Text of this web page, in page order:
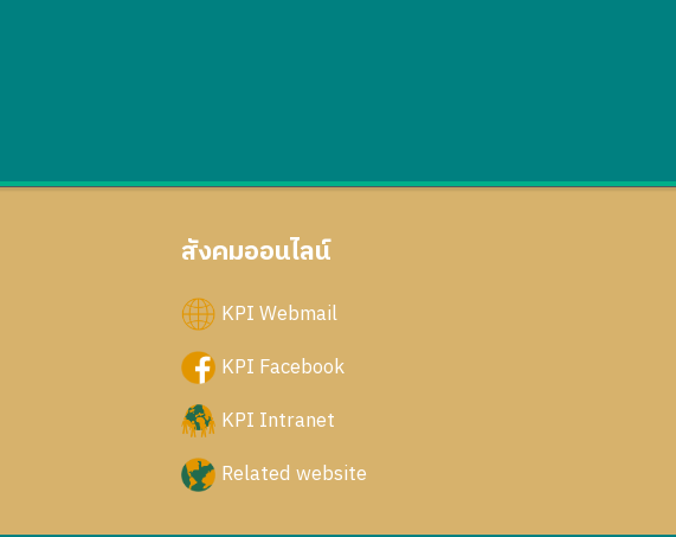
สังคมออนไลน์
KPI Webmail
KPI Facebook
KPI Intranet
Related website